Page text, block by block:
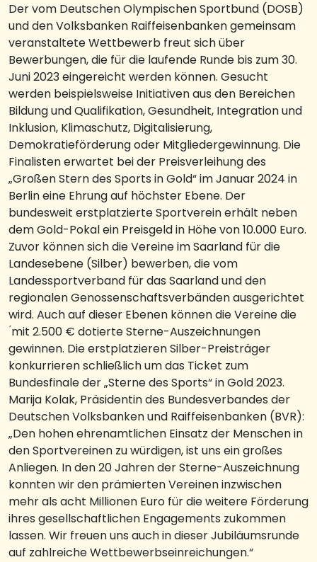
Der vom Deutschen Olympischen Sportbund (DOSB)
und den Volksbanken Raiffeisenbanken gemeinsam
veranstaltete Wettbewerb freut sich über
Bewerbungen, die für die laufende Runde bis zum 30.
Juni 2023 eingereicht werden können. Gesucht
werden beispielsweise Initiativen aus den Bereichen
Bildung und Qualifikation, Gesundheit, Integration und
Inklusion, Klimaschutz, Digitalisierung,
Demokratieförderung oder Mitgliedergewinnung. Die
Finalisten erwartet bei der Preisverleihung des
„Großen Stern des Sports in Gold“ im Januar 2024 in
Berlin eine Ehrung auf höchster Ebene. Der
bundesweit erstplatzierte Sportverein erhält neben
dem Gold-Pokal ein Preisgeld in Höhe von 10.000 Euro.
Zuvor können sich die Vereine im Saarland für die
Landesebene (Silber) bewerben, die vom
Landessportverband für das Saarland und den
regionalen Genossenschaftsverbänden ausgerichtet
wird. Auch auf dieser Ebenen können die Vereine die
́mit 2.500 € dotierte Sterne-Auszeichnungen
gewinnen. Die erstplatzieren Silber-Preisträger
konkurrieren schließlich um das Ticket zum
Bundesfinale der „Sterne des Sports“ in Gold 2023.
Marija Kolak, Präsidentin des Bundesverbandes der
Deutschen Volksbanken und Raiffeisenbanken (BVR):
„Den hohen ehrenamtlichen Einsatz der Menschen in
den Sportvereinen zu würdigen, ist uns ein großes
Anliegen. In den 20 Jahren der Sterne-Auszeichnung
konnten wir den prämierten Vereinen inzwischen
mehr als acht Millionen Euro für die weitere Förderung
ihres gesellschaftlichen Engagements zukommen
lassen. Wir freuen uns auch in dieser Jubiläumsrunde
auf zahlreiche Wettbewerbseinreichungen.“